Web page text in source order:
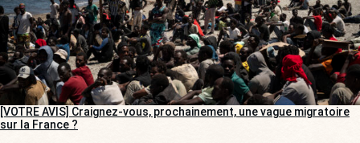
[VOTRE AVIS] Craignez-vous, prochainement, une vague migratoire
sur la France ?